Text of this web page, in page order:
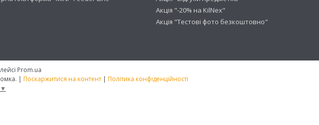
Акція "-20% на KilNex"
Акція "Тестові фото безкоштовно"
Prom.ua
"BAZOVKIN" - розбірні мангали, лампи та ліхтарі KilNex в Києві, предметна зйомка. | Поскаржитися на контент | Політика конфіденційності
▼